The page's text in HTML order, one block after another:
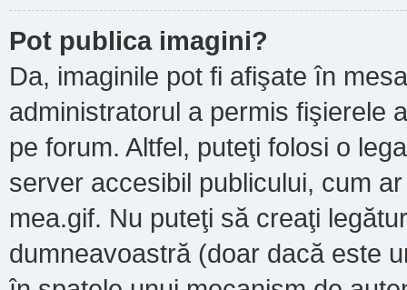
Pot publica imagini?
Da, imaginile pot fi afişate în
administratorul a permis fişierele
pe forum. Altfel, puteţi folosi o
server accesibil publicului, cum
mea.gif. Nu puteţi să creaţi
dumneavoastră (doar dacă este